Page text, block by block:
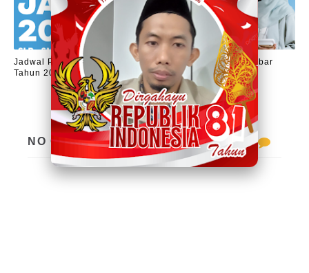
Jadwal Pendaftaran dan Kuota SPMB SMA-SMK-SLB Jabar
Tahun 2025
NO COMMENTS: